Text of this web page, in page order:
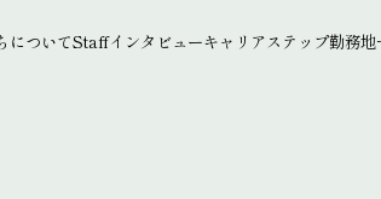
についてStaffインタビューキャリアステップ勤務地